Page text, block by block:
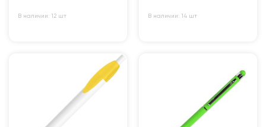
В наличии: 12 шт В наличии: 14 шт